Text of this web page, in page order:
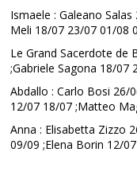
Ismaele : Galeano
Meli 18/07 23/07 01/08
Le Grand Sacerdote de
;Gabriele Sagona 18/
Abdallo : Carlo Bosi 26/
12/07 18/07 ;Matteo
Anna : Elisabetta Zizzo
09/09 ;Elena Borin 12/